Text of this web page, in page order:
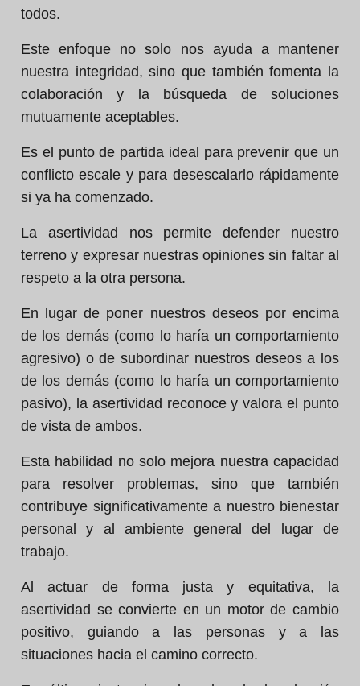
todos.
Este enfoque no solo nos ayuda a mantener
nuestra integridad, sino que también fomenta la
colaboración y la búsqueda de soluciones
mutuamente aceptables.
Es el punto de partida ideal para prevenir que un
conflicto escale y para desescalarlo rápidamente
si ya ha comenzado.
La asertividad nos permite defender nuestro
terreno y expresar nuestras opiniones sin faltar al
respeto a la otra persona.
En lugar de poner nuestros deseos por encima
de los demás (como lo haría un comportamiento
agresivo) o de subordinar nuestros deseos a los
de los demás (como lo haría un comportamiento
pasivo), la asertividad reconoce y valora el punto
de vista de ambos.
Esta habilidad no solo mejora nuestra capacidad
para resolver problemas, sino que también
contribuye significativamente a nuestro bienestar
personal y al ambiente general del lugar de
trabajo.
Al actuar de forma justa y equitativa, la
asertividad se convierte en un motor de cambio
positivo, guiando a las personas y a las
situaciones hacia el camino correcto.